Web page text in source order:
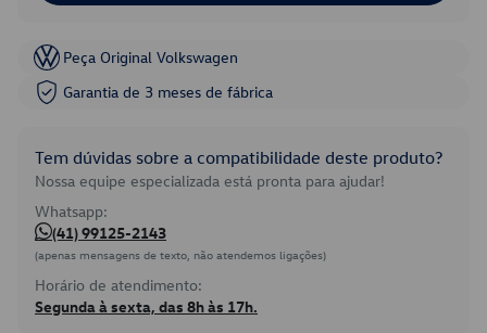
Peça Original Volkswagen
Garantia de 3 meses de fábrica
Tem dúvidas sobre a compatibilidade deste produto?
Nossa equipe especializada está pronta para ajudar!
Whatsapp:
(41) 99125-2143
(apenas mensagens de texto, não atendemos ligações)
Horário de atendimento:
Segunda à sexta, das 8h às 17h.